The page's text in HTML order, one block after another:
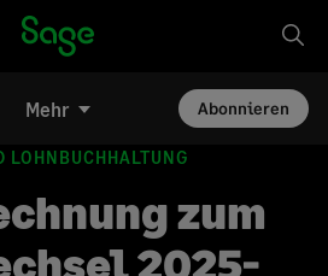
Mehr Abonnieren
LOHNBUCHHALTUNG
zum
2025-